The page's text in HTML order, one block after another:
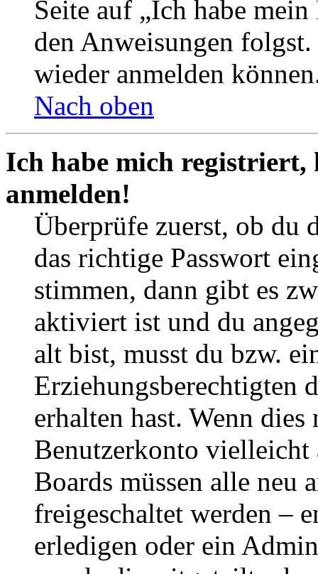
Seite auf „Ich habe
den Anweisungen
wieder anmelden
Nach oben
Ich habe mich
anmelden!
Überprüfe zuerst, ob du
das richtige Passwort
stimmen, dann gibt es
aktiviert ist und du
alt bist, musst du bzw.
Erziehungsberechtigten
erhalten hast. Wenn
Benutzerkonto
Boards müssen alle neu
freigeschaltet werden –
erledigen oder ein